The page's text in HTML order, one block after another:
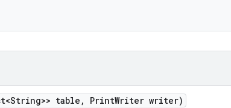
table , PrintWriter writer)